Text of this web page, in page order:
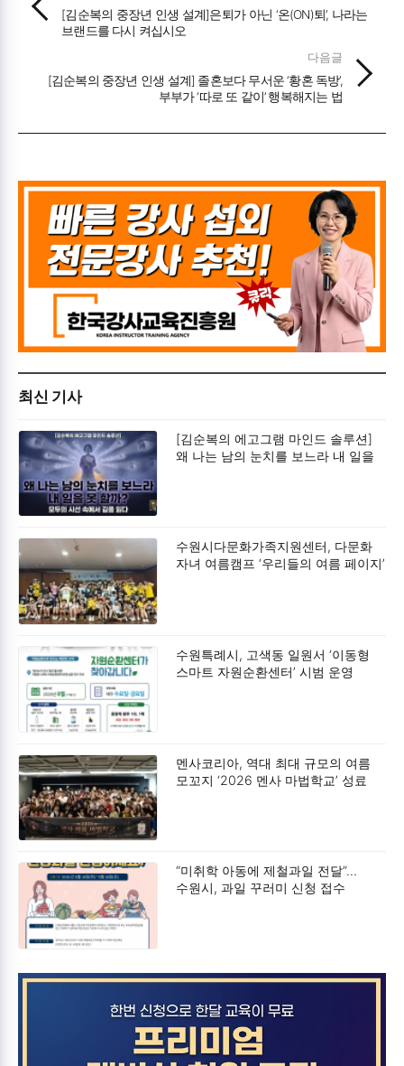
[김순복의 중장년 인생 설계]은퇴가 아닌 ‘온(ON)퇴’, 나라는
브랜드를 다시 켜십시오
다음글
[김순복의 중장년 인생 설계] 졸혼보다 무서운 ‘황혼 독방’,
부부가 ‘따로 또 같이’ 행복해지는 법
최신 기사
[김순복의 에고그램 마인드 솔루션]
왜 나는 남의 눈치를 보느라 내 일을
수원시다문화가족지원센터, 다문화
자녀 여름캠프 ‘우리들의 여름 페이지’
수원특례시, 고색동 일원서 ‘이동형
스마트 자원순환센터’ 시범 운영
멘사코리아, 역대 최대 규모의 여름
모꼬지 ‘2026 멘사 마법학교’ 성료
“미취학 아동에 제철과일 전달”…
수원시, 과일 꾸러미 신청 접수